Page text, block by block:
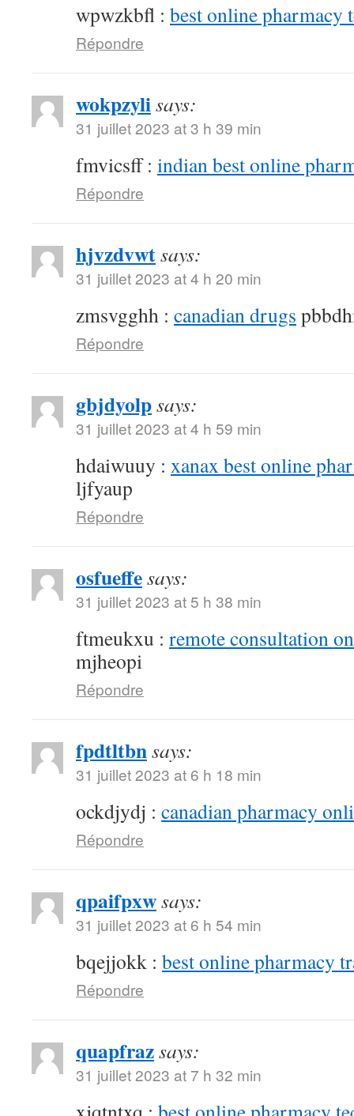
wpwzkbfl : best online pharmacy
Répondre
wokpzylisays:
31 juillet 2023 at 3 h 39 min
fmvicsff : indian best online
Répondre
hjvzdvwtsays:
31 juillet 2023 at 4 h 20 min
zmsvgghh : canadian drugs
Répondre
gbjdyolpsays:
31 juillet 2023 at 4 h 59 min
hdaiwuuy : xanax best online
ljfyaup
Répondre
osfueffesays:
31 juillet 2023 at 5 h 38 min
ftmeukxu : remote consultation
mjheopi
Répondre
fpdtltbnsays:
31 juillet 2023 at 6 h 18 min
ockdjydj : canadian pharmacy
Répondre
qpaifpxwsays:
31 juillet 2023 at 6 h 54 min
bqejjokk : best online pharmacy
Répondre
quapfrazsays:
31 juillet 2023 at 7 h 32 min